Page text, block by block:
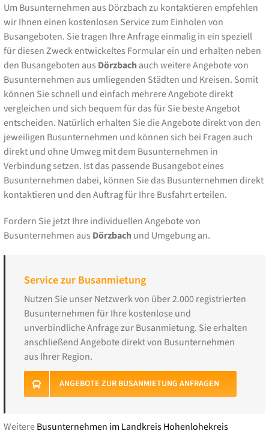
Um Busunternehmen aus Dörzbach zu kontaktieren empfehlen
wir Ihnen einen kostenlosen Service zum Einholen von
Busangeboten. Sie tragen Ihre Anfrage einmalig in ein speziell
für diesen Zweck entwickeltes Formular ein und erhalten neben
den Busangeboten aus Dörzbachauch weitere Angebote von
Busunternehmen aus umliegenden Städten und Kreisen. Somit
können Sie schnell und einfach mehrere Angebote direkt
vergleichen und sich bequem für das für Sie beste Angebot
entscheiden. Natürlich erhalten Sie die Angebote direkt von den
jeweiligen Busunternehmen und können sich bei Fragen auch
direkt und ohne Umweg mit dem Busunternehmen in
Verbindung setzen. Ist das passende Busangebot eines
Busunternehmen dabei, können Sie das Busunternehmen direkt
kontaktieren und den Auftrag für Ihre Busfahrt erteilen.
Fordern Sie jetzt Ihre individuellen Angebote von
Busunternehmen aus Dörzbachund Umgebung an.
Service zur Busanmietung
Nutzen Sie unser Netzwerk von über 2.000 registrierten
Busunternehmen für Ihre kostenlose und
unverbindliche Anfrage zur Busanmietung. Sie erhalten
anschließend Angebote direkt von Busunternehmen
aus Ihrer Region.
ANGEBOTE ZUR BUSANMIETUNG ANFRAGEN
WeitereBusunternehmen im Landkreis Hohenlohekreis